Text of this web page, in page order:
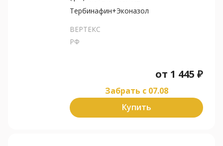
Тербинафин+Эконазол
ВЕРТЕКС
РФ
от 1 445 ₽
Забрать c 07.08
Купить